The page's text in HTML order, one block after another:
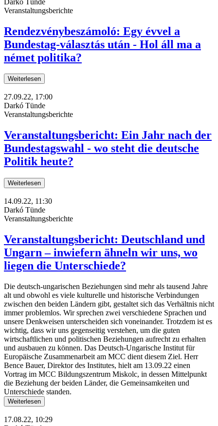
Veranstaltungsberichte
Rendezvénybeszámoló: Egy évvel a
Bundestag-választás után - Hol áll ma a
német politika?
Weiterlesen
27.09.22, 17:00
Darkó Tünde
Veranstaltungsberichte
Veranstaltungsbericht: Ein Jahr nach der
Bundestagswahl - wo steht die deutsche
Politik heute?
Weiterlesen
14.09.22, 11:30
Darkó Tünde
Veranstaltungsberichte
Veranstaltungsbericht: Deutschland und
Ungarn – inwiefern ähneln wir uns, wo
liegen die Unterschiede?
Die deutsch-ungarischen Beziehungen sind mehr als tausend Jahre
alt und obwohl es viele kulturelle und historische Verbindungen
zwischen den beiden Ländern gibt, gestaltet sich das Verhältnis nicht
immer problemlos. Wir sprechen zwei verschiedene Sprachen und
unsere Denkweisen unterscheiden sich voneinander. Trotzdem ist es
wichtig, dass wir uns gegenseitig verstehen, um die guten
wirtschaftlichen und politischen Beziehungen aufrecht zu erhalten
und ausbauen zu können. Das Deutsch-Ungarische Institut für
Europäische Zusammenarbeit am MCC dient diesem Ziel. Herr
Bence Bauer, Direktor des Institutes, hielt am 13.09.22 einen
Vortrag im MCC Bildungszentrum Miskolc, in dessen Mittelpunkt
die Beziehung der beiden Länder, die Gemeinsamkeiten und
Unterschiede standen.
Weiterlesen
17.08.22, 10:29